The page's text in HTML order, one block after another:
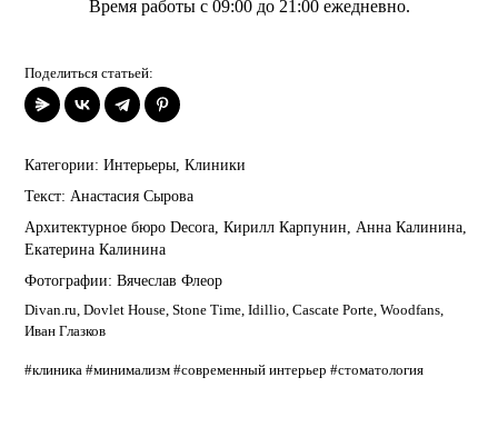
Время работы с 09:00 до 21:00 ежедневно.
Поделиться статьей:
Категории:Интерьеры,Клиники
Текст:Анастасия Сырова
Архитектурное бюро Decora,Кирилл Карпунин,Анна Калинина,
Екатерина Калинина
Фотографии:Вячеслав Флеор
Divan.ru,Dovlet House,Stone Time,Idillio,Cascate Porte,Woodfans,
Иван Глазков
#клиника #минимализм #современный интерьер #стоматология